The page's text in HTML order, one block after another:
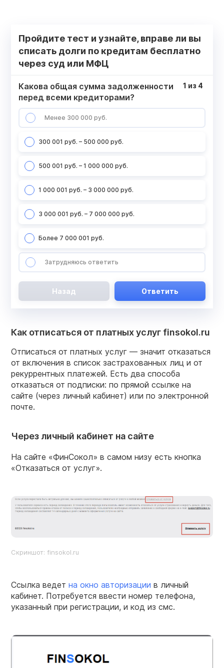
Пройдите тест и узнайте, вправе ли вы
списать долги по кредитам бесплатно
через суд или МФЦ
Какова общая сумма задолженности
перед всеми кредиторами?
Менее 300 000 руб.
300 001 руб. – 500 000 руб.
500 001 руб. – 1 000 000 руб.
1 000 001 руб. – 3 000 000 руб.
3 000 001 руб. – 7 000 000 руб.
Более 7 000 001 руб.
Затрудняюсь ответить
1 из 4
Назад Ответить
Как отписаться от платных услуг finsokol.ru
Отписаться от платных услуг — значит отказаться
от включения в список застрахованных лиц и от
рекуррентных платежей. Есть два способа
отказаться от подписки: по прямой ссылке на
сайте (через личный кабинет) или по электронной
почте.
Через личный кабинет на сайте
На сайте «ФинСокол» в самом низу есть кнопка
«Отказаться от услуг».
Скриншот: finsokol.ru
Ссылка ведет на окно авторизации в личный
кабинет. Потребуется ввести номер телефона,
указанный при регистрации, и код из смс.